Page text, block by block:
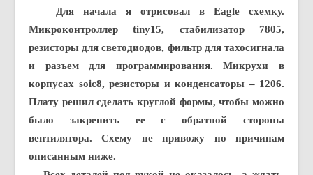
Для начала я отрисовал в Eagle схемку.
Микроконтроллер tiny15, стабилизатор 7805,
резисторы для светодиодов, фильтр для тахосигнала
и разъем для программирования. Микрухи в
корпусах soic8, резисторы и конденсаторы – 1206.
Плату решил сделать круглой формы, чтобы можно
было закрепить ее с обратной стороны
вентилятора. Схему не привожу по причинам
описанным ниже.